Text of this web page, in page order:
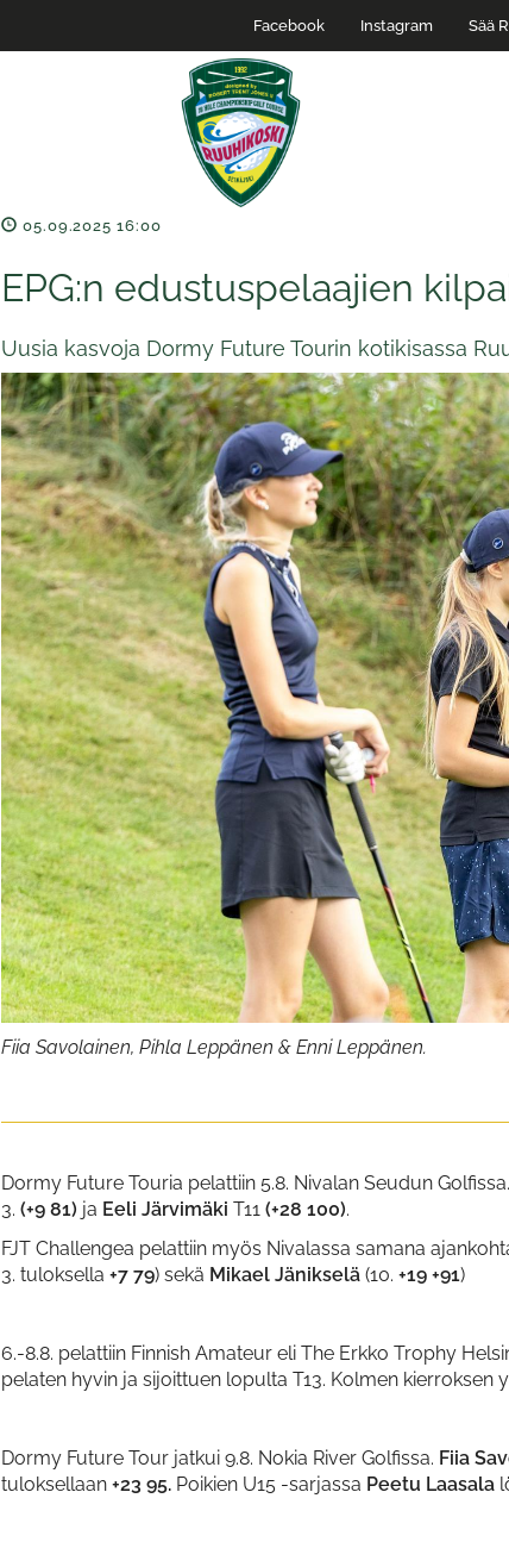
Facebook Instagram Sää
05.09.2025 16:00
EPG:n edustuspelaajien
Uusia kasvoja Dormy Future Tourin kotikisassa
Fiia Savolainen, Pihla Leppänen & Enni Leppänen.
Dormy Future Touria pelattiin 5.8. Nivalan Seudun
3.(+9 81) ja Eeli JärvimäkiT11(+28 100).
FJT Challengea pelattiin myös Nivalassa samana
3. tuloksella+7 79) sekä Mikael Jänikselä (10.+19 +91)
6.-8.8. pelattiin Finnish Amateur eli The Erkko Trophy
pelaten hyvin ja sijoittuen lopulta T13. Kolmen kierroksen
Dormy Future Tour jatkui 9.8. Nokia River Golfissa. Fiia
tuloksellaan+23 95. Poikien U15 -sarjassa Peetu Laasala